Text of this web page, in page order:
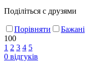
Поділіться с друзями
Порівняти
Бажані
100
1 2 3 4 5
0 відгуків